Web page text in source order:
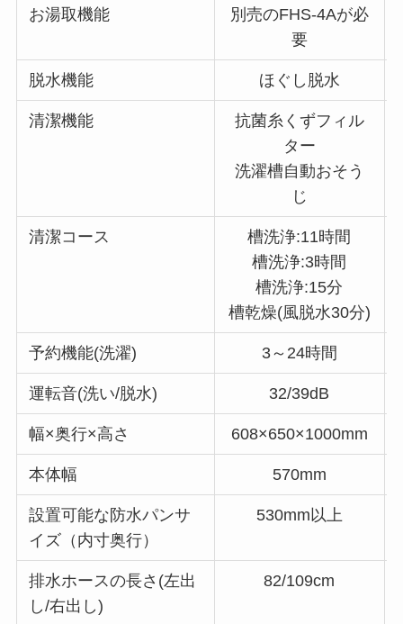
お湯取機能
別売のFHS-4Aが必
要
脱水機能 ほぐし脱水
清潔機能
抗菌糸くずフィル
ター
洗濯槽自動おそう
じ
清潔コース
槽洗浄:11時間
槽洗浄:3時間
槽洗浄:15分
槽乾燥(風脱水30分)
予約機能(洗濯) 3～24時間
運転音(洗い/脱水) 32/39dB
幅×奥行×高さ 608×650×1000mm
本体幅 570mm
設置可能な防水パンサ
イズ（内寸奥行）
530mm以上
排水ホースの長さ(左出
し/右出し)
82/109cm